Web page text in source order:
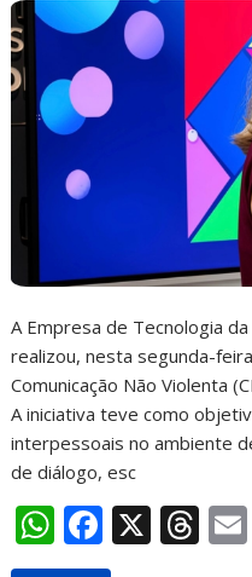
A Empresa de Tecnologia
realizou, nesta segunda-
Comunicação Não Violenta
A iniciativa teve como
interpessoais no ambiente
de diálogo, esc
W
h
F
ac
X T